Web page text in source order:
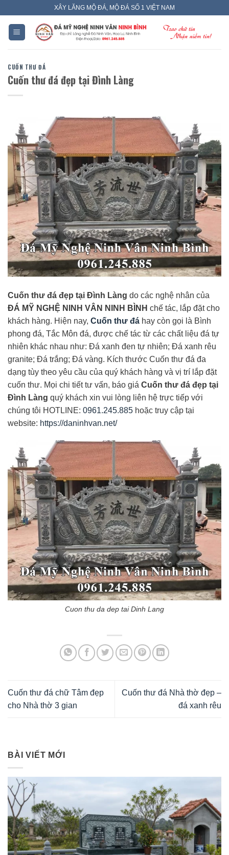
content
XÂY LĂNG MỘ ĐÁ, MỘ ĐÁ SỐ 1 VIỆT NAM
CUỐN THƯ ĐÁ
Cuốn thư đá đẹp tại Đình Làng
Cuốn thư đá đẹp tại Đình Làng do các nghệ nhân của
ĐÁ MỸ NGHỆ NINH VÂN NINH BÌNH chế tác, lắp đặt cho
khách hàng. Hiện nay, Cuốn thư đá hay còn gọi là Bình
phong đá, Tắc Môn đá, được chế tác từ các chất liệu đá tự
nhiên khác nhau như: Đá xanh đen tự nhiên; Đá xanh rêu
granite; Đá trắng; Đá vàng. Kích thước Cuốn thư đá đa
dạng tùy theo yêu cầu của quý khách hàng và vị trí lắp đặt
cuốn thư. Mọi chi tiết tư vấn, báo giá Cuốn thư đá đẹp tại
Đình Làng quý khách xin vui lòng liên hệ trực tiếp với
chúng tôi HOTLINE: 0961.245.885 hoặc truy cập tại
website: https://daninhvan.net/
Cuon thu da dep tai Dinh Lang
Cuốn thư đá chữ Tâm đẹp
cho Nhà thờ 3 gian
Cuốn thư đá Nhà thờ đẹp –
đá xanh rêu
BÀI VIẾT MỚI